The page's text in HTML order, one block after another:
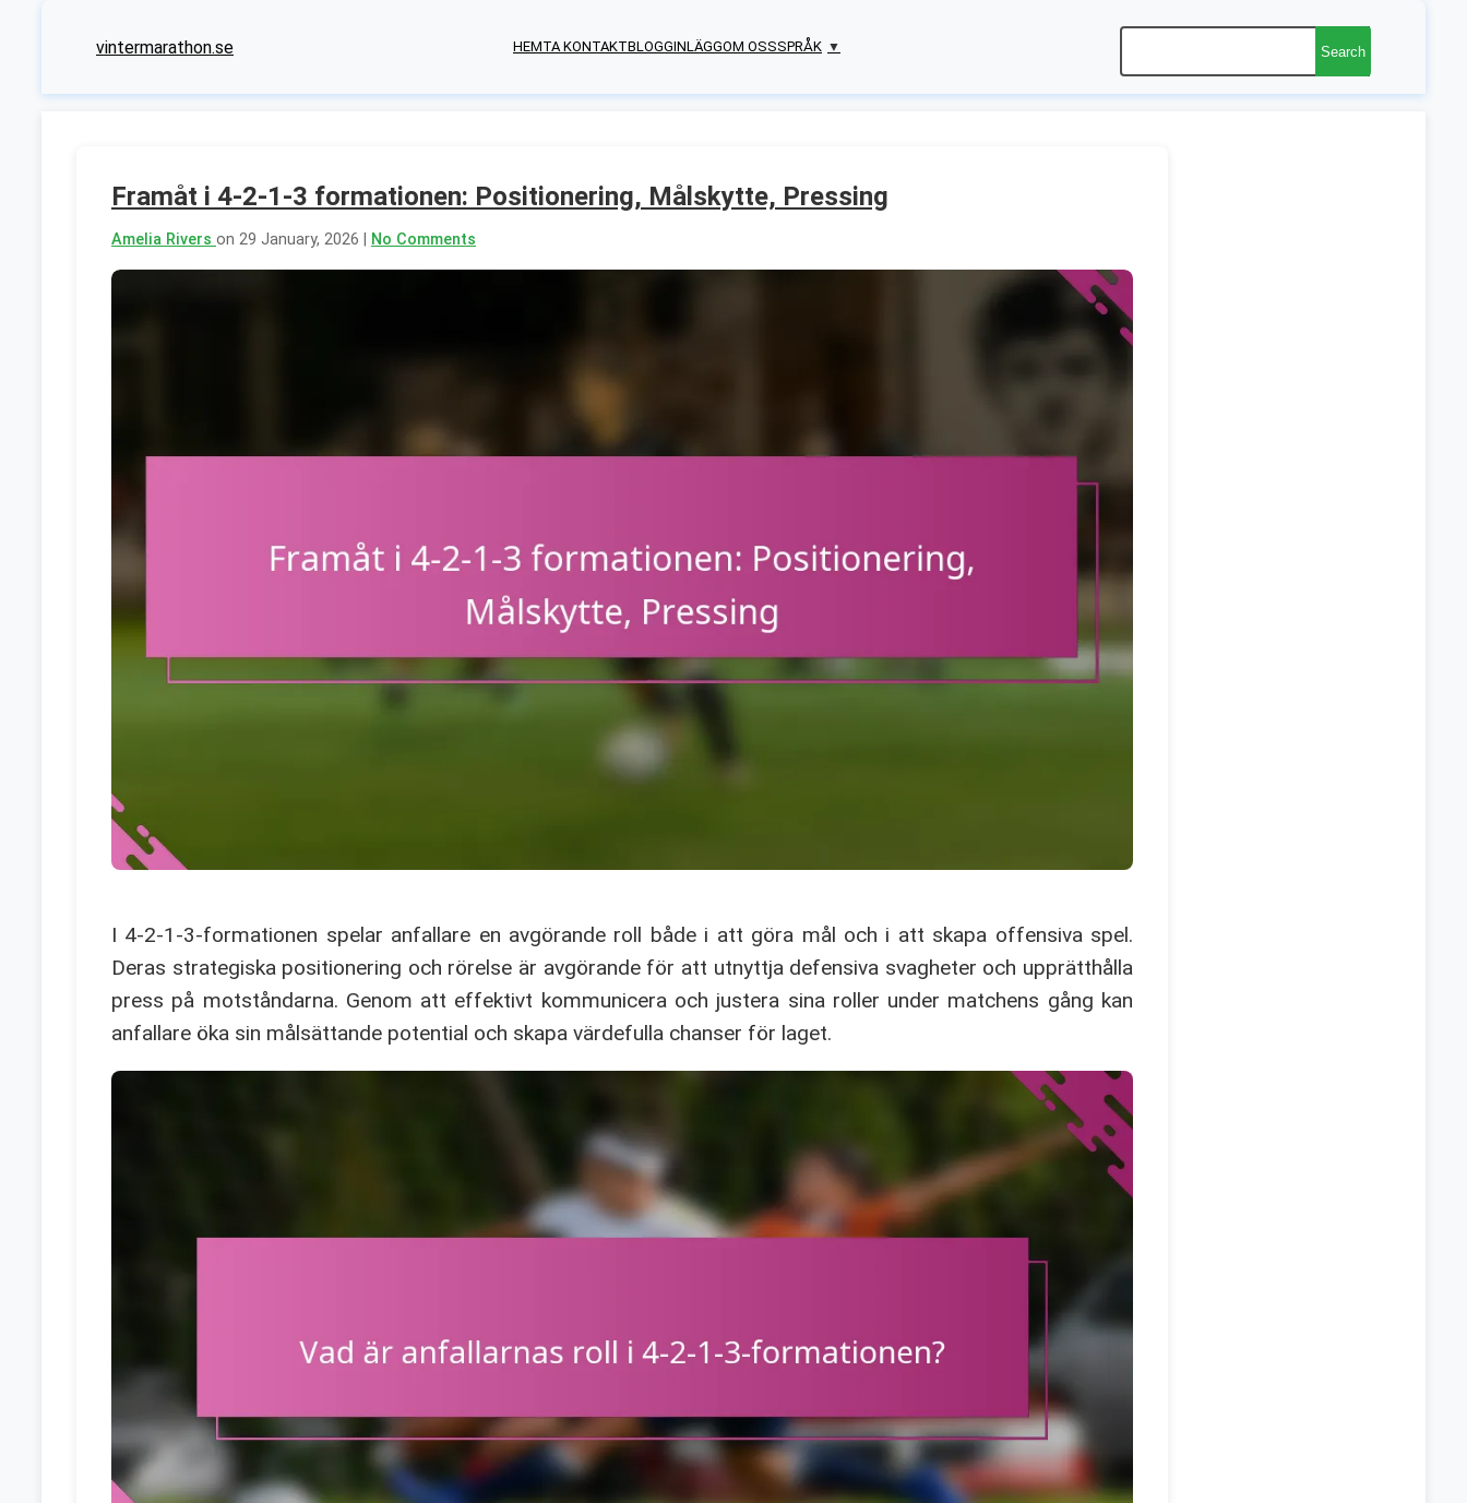
vintermarathon.se HEMTA KONTAKTBLOGGINLÄGGOM OSSSPRÅK ▼ Search
Framåt i 4-2-1-3 formationen: Positionering, Målskytte, Pressing
Amelia Rivers on 29 January, 2026 | No Comments
I 4-2-1-3-formationen spelar anfallare en avgörande roll både i att göra mål och i att skapa offensiva spel.
Deras strategiska positionering och rörelse är avgörande för att utnyttja defensiva svagheter och upprätthålla
press på motståndarna. Genom att effektivt kommunicera och justera sina roller under matchens gång kan
anfallare öka sin målsättande potential och skapa värdefulla chanser för laget.